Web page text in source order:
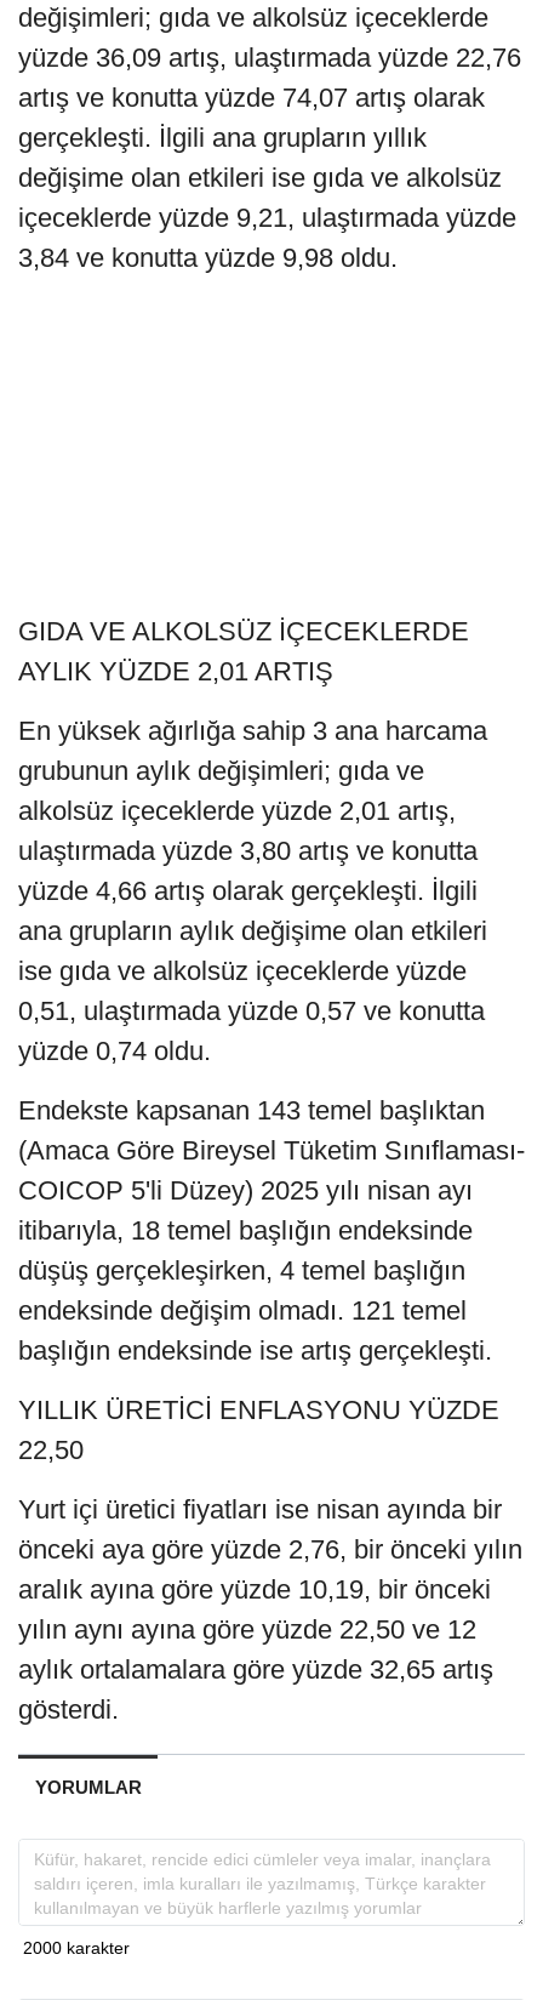
değişimleri; gıda ve alkolsüz içeceklerde
yüzde 36,09 artış, ulaştırmada yüzde 22,76
artış ve konutta yüzde 74,07 artış olarak
gerçekleşti. İlgili ana grupların yıllık
değişime olan etkileri ise gıda ve alkolsüz
içeceklerde yüzde 9,21, ulaştırmada yüzde
3,84 ve konutta yüzde 9,98 oldu.
GIDA VE ALKOLSÜZ İÇECEKLERDE
AYLIK YÜZDE 2,01 ARTIŞ
En yüksek ağırlığa sahip 3 ana harcama
grubunun aylık değişimleri; gıda ve
alkolsüz içeceklerde yüzde 2,01 artış,
ulaştırmada yüzde 3,80 artış ve konutta
yüzde 4,66 artış olarak gerçekleşti. İlgili
ana grupların aylık değişime olan etkileri
ise gıda ve alkolsüz içeceklerde yüzde
0,51, ulaştırmada yüzde 0,57 ve konutta
yüzde 0,74 oldu.
Endekste kapsanan 143 temel başlıktan
(Amaca Göre Bireysel Tüketim Sınıflaması-
COICOP 5'li Düzey) 2025 yılı nisan ayı
itibarıyla, 18 temel başlığın endeksinde
düşüş gerçekleşirken, 4 temel başlığın
endeksinde değişim olmadı. 121 temel
başlığın endeksinde ise artış gerçekleşti.
YILLIK ÜRETİCİ ENFLASYONU YÜZDE
22,50
Yurt içi üretici fiyatları ise nisan ayında bir
önceki aya göre yüzde 2,76, bir önceki yılın
aralık ayına göre yüzde 10,19, bir önceki
yılın aynı ayına göre yüzde 22,50 ve 12
aylık ortalamalara göre yüzde 32,65 artış
gösterdi.
YORUMLAR